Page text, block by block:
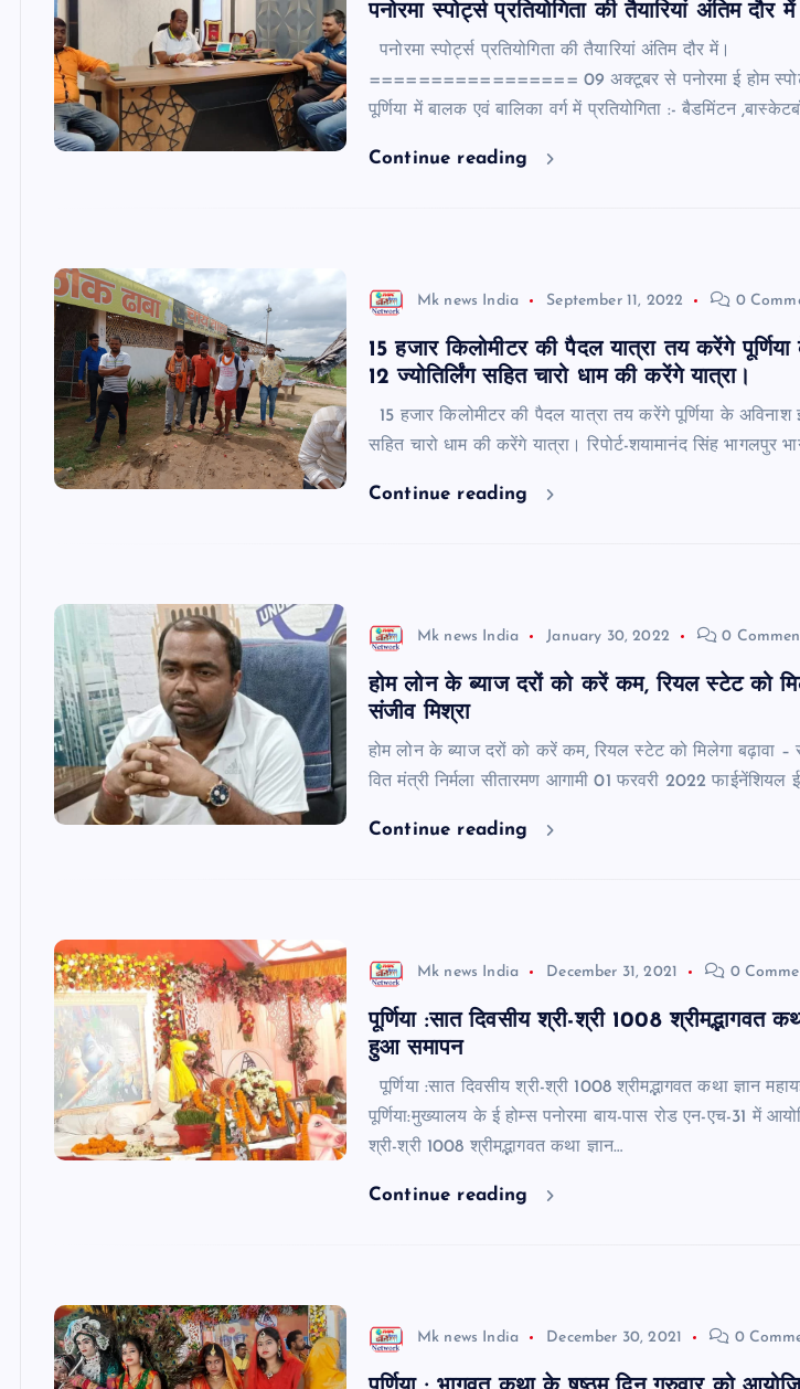
पनोरमा स्पोर्ट्स प्रतियोगिता की तैयारियां अंतिम दौर
पनोरमा स्पोर्ट्स प्रतियोगिता की तैयारियां अंतिम दौर में।
================= 09 अक्टूबर से पनोरमा ई होम
पूर्णिया में बालक एवं बालिका वर्ग में प्रतियोगिता :- बैडमिंटन
Continue reading
Mk news India September 11, 2022 0
15 हजार किलोमीटर की पैदल यात्रा तय करेंगे
12 ज्योतिर्लिंग सहित चारो धाम की करेंगे यात्रा।
15 हजार किलोमीटर की पैदल यात्रा तय करेंगे पूर्णिया के अविनाश
सहित चारो धाम की करेंगे यात्रा। रिपोर्ट-शयामानंद सिंह भागलपुर
Continue reading
Mk news India January 30, 2022 0
होम लोन के ब्याज दरों को करें कम, रियल स्टेट को
संजीव मिश्रा
होम लोन के ब्याज दरों को करें कम, रियल स्टेट को मिलेगा बढ़ावा –
वित मंत्री निर्मला सीतारमण आगामी 01 फरवरी 2022
Continue reading
Mk news India December 31, 2021 0
पूर्णिया :सात दिवसीय श्री-श्री 1008 श्रीमद्भागवत
हुआ समापन
पूर्णिया :सात दिवसीय श्री-श्री 1008 श्रीमद्भागवत कथा ज्ञान
पूर्णिया:मुख्यालय के ई होम्स पनोरमा बाय-पास रोड एन-एच-31 में
श्री-श्री 1008 श्रीमद्भागवत कथा ज्ञान…
Continue reading
Mk news India December 30, 2021 0